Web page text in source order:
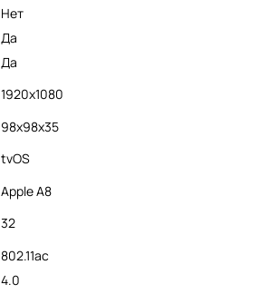
Нет
Да
Да
1920x1080
98x98x35
tvOS
Apple A8
32
802.11ac
4.0